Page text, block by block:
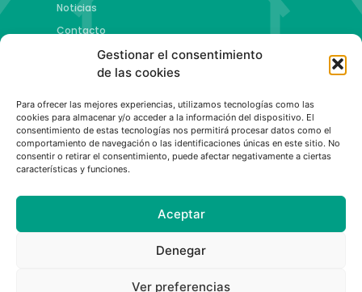
Gestionar el consentimiento
de las cookies
Para ofrecer las mejores experiencias, utilizamos tecnologías como las
cookies para almacenar y/o acceder a la información del dispositivo. El
consentimiento de estas tecnologías nos permitirá procesar datos como el
comportamiento de navegación o las identificaciones únicas en este sitio. No
consentir o retirar el consentimiento, puede afectar negativamente a ciertas
características y funciones.
Aceptar
Denegar
Ver preferencias
Noticias
Contacto
Proyectos
Copa esMontañas
Red de emprendimiento de base tecnológica
Capital Española de las Montañas
Política de privacidad | Aviso legal | Política de cookies